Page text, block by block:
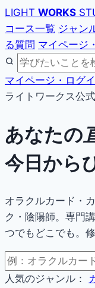
LIGHT WORKS
コース一覧 ジャン
る質問 マイページ
マイページ・ログ
ライトワークス公
あなたの
今日から
オラクルカード・
ク・陰陽師。専門
つでもどこでも。
人気のジャンル：